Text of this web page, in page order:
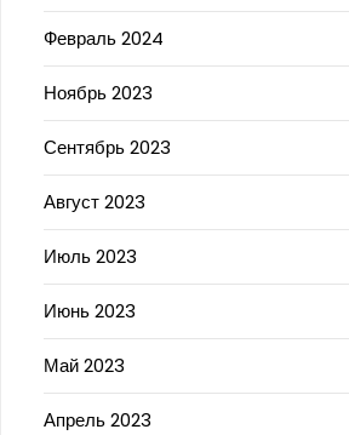
Февраль 2024
Ноябрь 2023
Сентябрь 2023
Август 2023
Июль 2023
Июнь 2023
Май 2023
Апрель 2023